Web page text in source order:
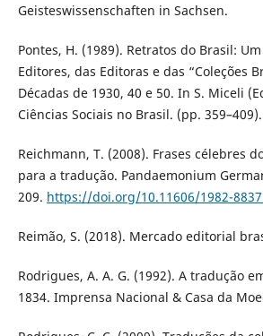
Geisteswissenschaften in Sachsen.
Pontes, H. (1989). Retratos do Brasil:
Editores, das Editoras e das “Coleções
Décadas de 1930, 40 e 50. In S. Miceli
Ciências Sociais no Brasil. (pp.
Reichmann, T. (2008). Frases célebres
para a tradução. Pandaemonium
209. https://doi.org/10.11606/1982-
Reimão, S. (2018). Mercado editorial
Rodrigues, A. A. G. (1992). A tradução
1834. Imprensa Nacional & Casa da